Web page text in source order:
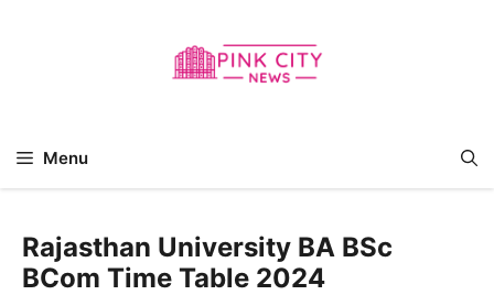
Menu
Rajasthan University BA BSc
BCom Time Table 2024